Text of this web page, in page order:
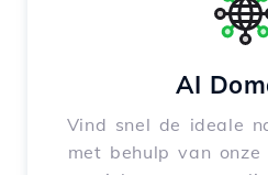
AI
Vind snel de ideale
met behulp van